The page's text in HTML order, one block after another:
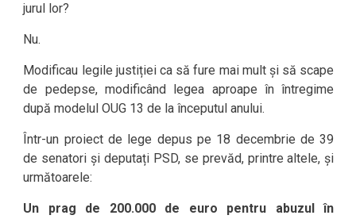
jurul lor?
Nu.
Modificau legile justiției ca să fure mai mult și să scape
de pedepse, modificând legea aproape în întregime
după modelul OUG 13 de la începutul anului.
Într-un proiect de lege depus pe 18 decembrie de 39
de senatori și deputați PSD, se prevăd, printre altele, și
următoarele:
Un prag de 200.000 de euro pentru abuzul în